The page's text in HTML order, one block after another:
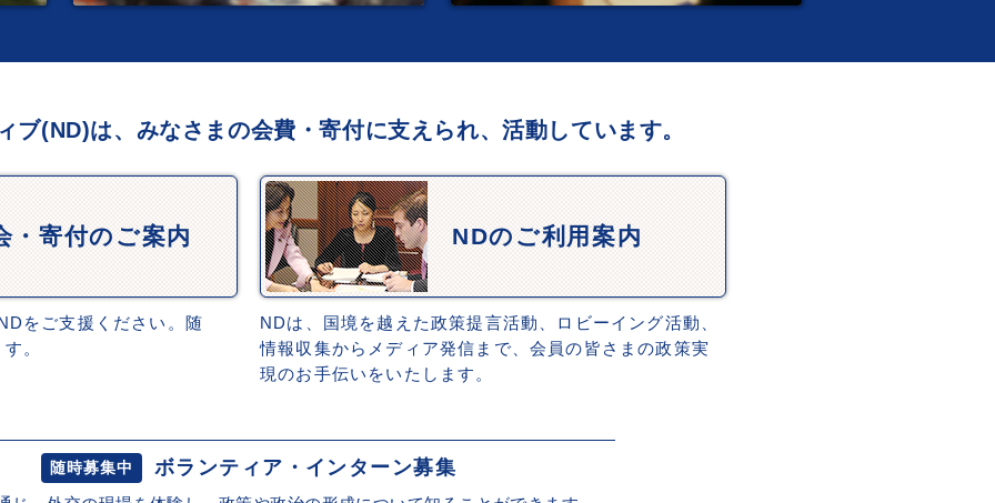
ブ(ND)は、みなさまの会費・寄付に支えられ、活動しています。
・寄付のご案内
をご支援ください。随
。
NDのご利用案内
NDは、国境を越えた政策提言活動、ロビーイング活動、
情報収集からメディア発信まで、会員の皆さまの政策実
現のお手伝いをいたします。
随時募集中 ボランティア・インターン募集